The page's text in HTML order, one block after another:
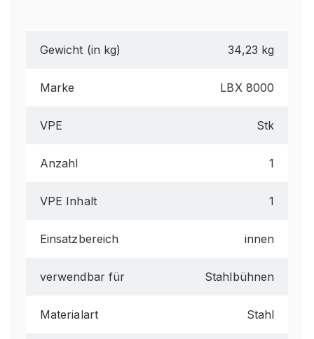
Gewicht (in kg) 34,23 kg
Marke LBX 8000
VPE Stk
Anzahl 1
VPE Inhalt 1
Einsatzbereich innen
verwendbar für Stahlbühnen
Materialart Stahl